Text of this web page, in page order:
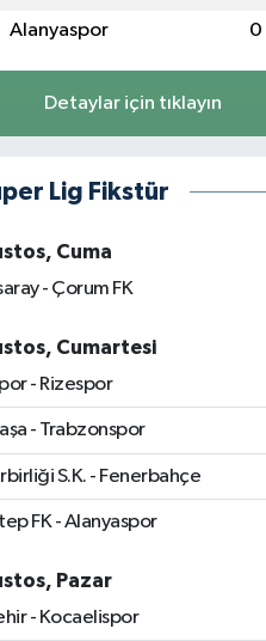
Alanyaspor 0
Detaylar için tıklayın
Lig Fikstür
Cuma
- Çorum FK
Cumartesi
- Rizespor
- Trabzonspor
S.K. - Fenerbahçe
FK - Alanyaspor
Pazar
- Kocaelispor